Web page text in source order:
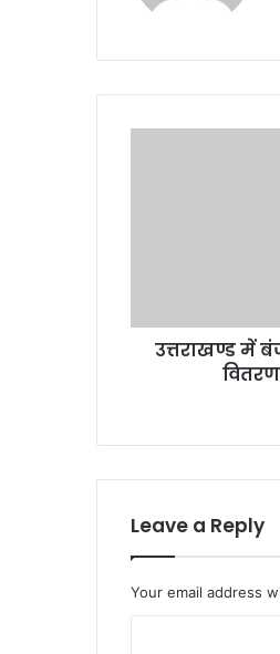
र
भू
बी
ज
उत्तराखण्ड में
Leave a Reply
Your email address